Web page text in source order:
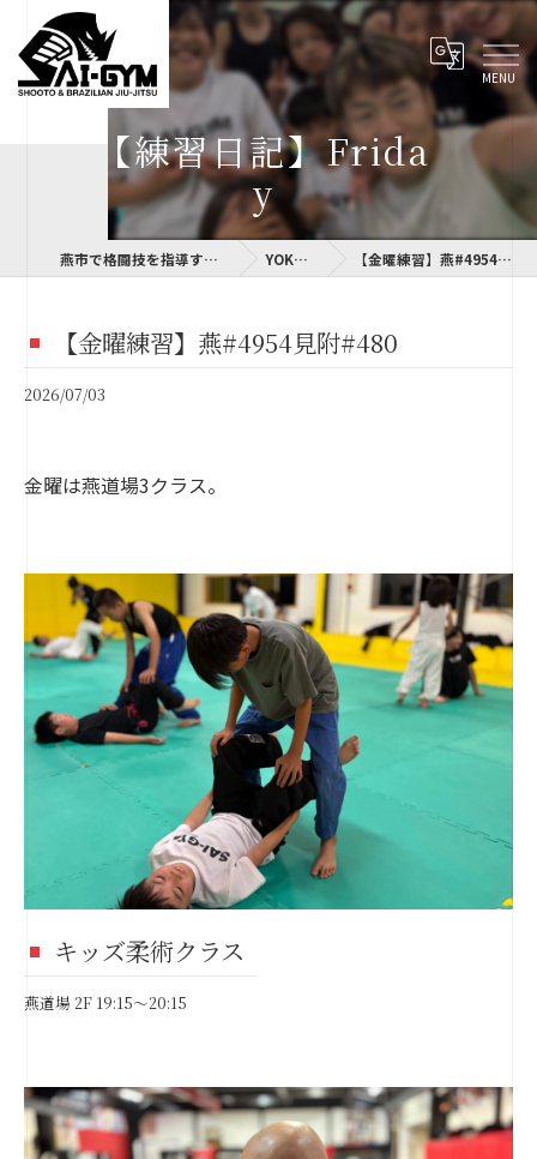
【練習日記】Frida
y
燕市で格闘技を指導するSAI-GYM YOKOLOG 【金曜練習】燕#4954見附#480
【金曜練習】燕#4954見附#480
2026/07/03
金曜は燕道場3クラス。
キッズ柔術クラス
燕道場 2F 19:15～20:15